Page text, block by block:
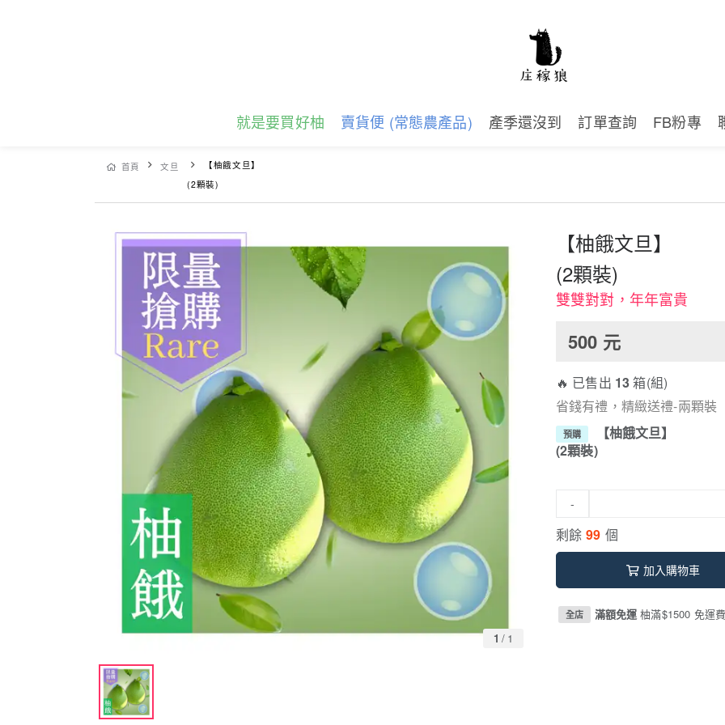
就是要買好柚 賣貨便 (常態農產品) 產季還沒到 訂單查詢 FB粉專
首頁 文旦
【柚餓文旦】
(2顆裝)
1 / 1
【柚餓文旦】
(2顆裝)
雙雙對對，年年富貴
500 元
🔥 已售出 13箱(組)
省錢有禮，精緻送禮-兩顆裝
預購
【柚餓文旦】
(2顆裝)
-
剩餘 99 個
加入購物車
全店 滿額免運柚滿$1500 免運費